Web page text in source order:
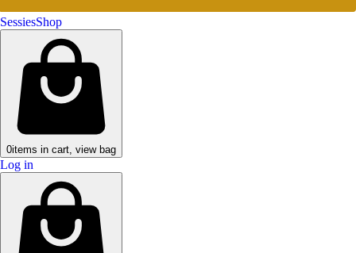
SessiesShop
0items in cart, view bag
Log in